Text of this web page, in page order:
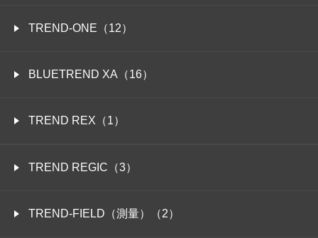
TREND-ONE（12）
BLUETREND XA（16）
TREND REX（1）
TREND REGIC（3）
TREND-FIELD（測量）（2）